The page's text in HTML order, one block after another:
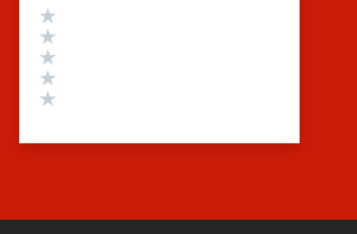
Valutazione